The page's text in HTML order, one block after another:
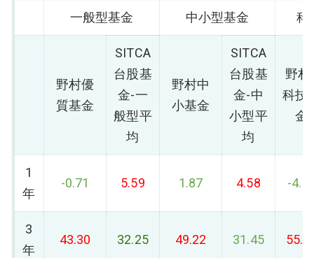
一般型基金 中小型基金 科
野村優
質基金
SITCA
台股基
金-一
般型平
均
野村中
小基金
SITCA
台股基
金-中
小型平
均
野村
科技
金
1
年
-0.71 5.59 1.87 4.58 -
3
年
43.30 32.25 49.22 31.45